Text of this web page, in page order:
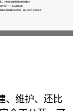
、维护、还比